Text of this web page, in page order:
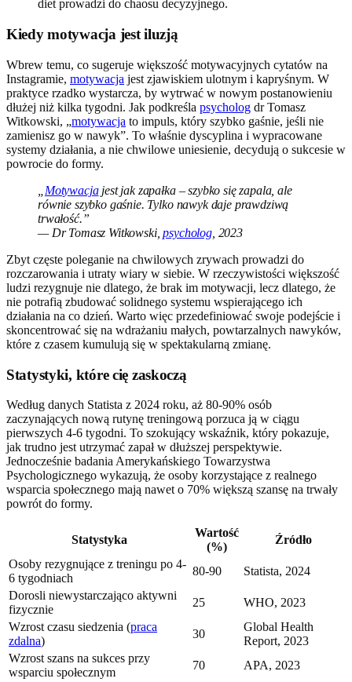
diet prowadzi do chaosu decyzyjnego.
Kiedy motywacja jest iluzją
Wbrew temu, co sugeruje większość motywacyjnych cytatów na
Instagramie, motywacja jest zjawiskiem ulotnym i kapryśnym. W
praktyce rzadko wystarcza, by wytrwać w nowym postanowieniu
dłużej niż kilka tygodni. Jak podkreśla psycholog dr Tomasz
Witkowski, „motywacja to impuls, który szybko gaśnie, jeśli nie
zamienisz go w nawyk”. To właśnie dyscyplina i wypracowane
systemy działania, a nie chwilowe uniesienie, decydują o sukcesie w
powrocie do formy.
Motywacjajest jak zapałka – szybko się zapala, ale
równie szybko gaśnie. Tylko nawyk daje prawdziwą
trwałość.”
— Dr Tomasz Witkowski,psycholog, 2023
Zbyt częste poleganie na chwilowych zrywach prowadzi do
rozczarowania i utraty wiary w siebie. W rzeczywistości większość
ludzi rezygnuje nie dlatego, że brak im motywacji, lecz dlatego, że
nie potrafią zbudować solidnego systemu wspierającego ich
działania na co dzień. Warto więc przedefiniować swoje podejście i
skoncentrować się na wdrażaniu małych, powtarzalnych nawyków,
które z czasem kumulują się w spektakularną zmianę.
Statystyki, które cię zaskoczą
Według danych Statista z 2024 roku, aż 80-90% osób
zaczynających nową rutynę treningową porzuca ją w ciągu
pierwszych 4-6 tygodni. To szokujący wskaźnik, który pokazuje,
jak trudno jest utrzymać zapał w dłuższej perspektywie.
Jednocześnie badania Amerykańskiego Towarzystwa
Psychologicznego wykazują, że osoby korzystające z realnego
wsparcia społecznego mają nawet o 70% większą szansę na trwały
powrót do formy.
Statystyka
Wartość
(%)
Źródło
Osoby rezygnujące z treningu po 4-
6 tygodniach
80-90
Statista, 2024
Dorosli niewystarczająco aktywni
fizycznie
25
WHO, 2023
Wzrost czasu siedzenia (praca
zdalna)
30
Global Health
Report, 2023
Wzrost szans na sukces przy
wsparciu społecznym
70 APA, 2023